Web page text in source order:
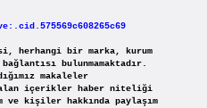
herhangi bir marka, kurum
bulunmamaktadır.
makaleler
alan içerikler haber niteliği
ve kişiler hakkında paylaşım